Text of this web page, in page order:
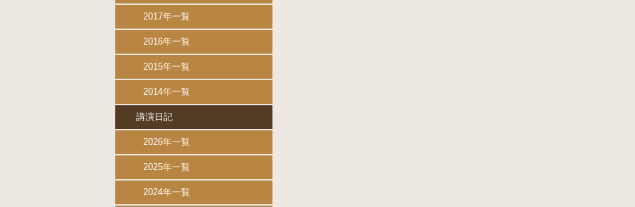
2017年一覧
2016年一覧
2015年一覧
2014年一覧
講演日記
2026年一覧
2025年一覧
2024年一覧